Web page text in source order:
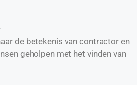
de betekenis van contractor en
geholpen met het vinden van